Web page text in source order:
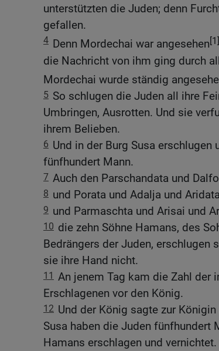
unterstützten die Juden; denn
gefallen.
4 Denn Mordechai war angesehen[1]
die Nachricht von ihm ging durch
Mordechai wurde ständig
5 So schlugen die Juden all ihre
Umbringen, Ausrotten. Und sie
ihrem Belieben.
6 Und in der Burg Susa erschlugen
fünfhundert Mann.
7 Auch den Parschandata und
8 und Porata und Adalja und Aridata
9 und Parmaschta und Arisai und
10 die zehn Söhne Hamans, des
Bedrängers der Juden, erschlugen
sie ihre Hand nicht.
11 An jenem Tag kam die Zahl der
Erschlagenen vor den König.
12 Und der König sagte zur
Susa haben die Juden fünfhundert
Hamans erschlagen und